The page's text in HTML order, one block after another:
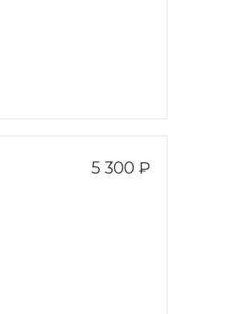
5 300 ₽